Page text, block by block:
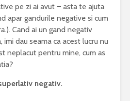
pe zi ai avut – asta te ajuta
apar gandurile negative si cum
Cand ai un gand negativ
dau seama ca acest lucru nu
neplacut pentru mine, cum as
negativ.